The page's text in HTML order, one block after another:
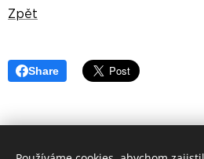
Zpět
Share